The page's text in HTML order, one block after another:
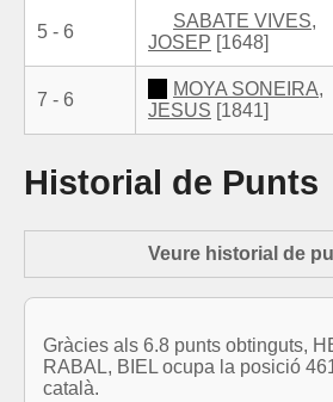
5 - 6
SABATE VIVES,
JOSEP [1648]
7 - 6
MOYA SONEIRA,
JESUS [1841]
Historial de Punts
Veure historial de
Gràcies als 6.8 punts obtinguts,
RABAL, BIEL ocupa la posició
català.